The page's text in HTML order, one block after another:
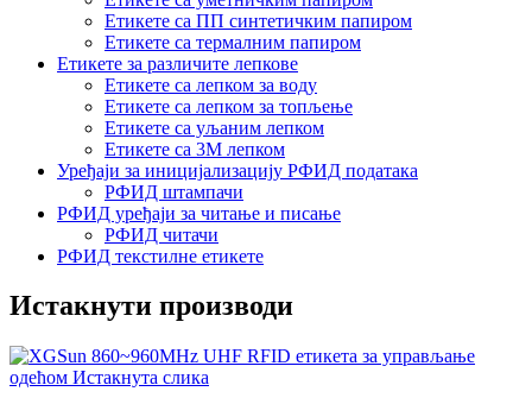
Етикете са ПП синтетичким папиром
Етикете са термалним папиром
Етикете за различите лепкове
Етикете са лепком за воду
Етикете са лепком за топљење
Етикете са уљаним лепком
Етикете са 3М лепком
Уређаји за иницијализацију РФИД података
РФИД штампачи
РФИД уређаји за читање и писање
РФИД читачи
РФИД текстилне етикете
Истакнути производи